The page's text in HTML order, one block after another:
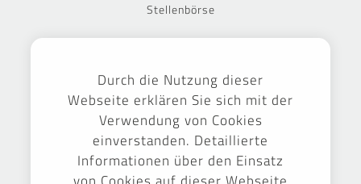
Stellenbörse
Durch die Nutzung dieser
Webseite erklären Sie sich mit der
Verwendung von Cookies
einverstanden. Detaillierte
Informationen über den Einsatz